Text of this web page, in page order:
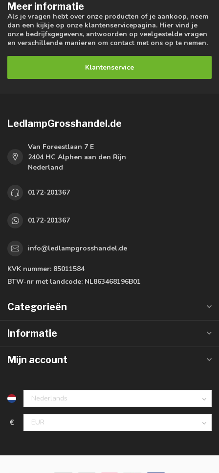
Meer informatie
Als je vragen hebt over onze producten of je aankoop, neem
dan een kijkje op onze klantenservicepagina. Hier vind je
onze bedrijfsgegevens, antwoorden op veelgestelde vragen
en verschillende manieren om contact met ons op te nemen.
Klantenservice
LedlampGrosshandel.de
Van Foreestlaan 7 E
2404 HC Alphen aan den Rijn
Nederland
0172-201367
0172-201367
info@ledlampgrosshandel.de
KVK nummer: 85011584
BTW-nr met landcode: NL863468196B01
Categorieën
Informatie
Mijn account
€